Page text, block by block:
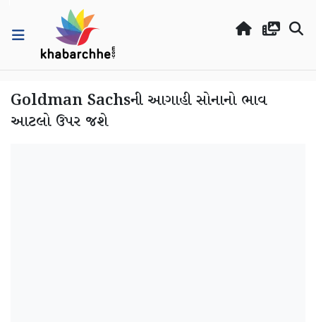
Goldman Sachsની આગાહી સોનાનો ભાવ
આટલો ઉપર જશે